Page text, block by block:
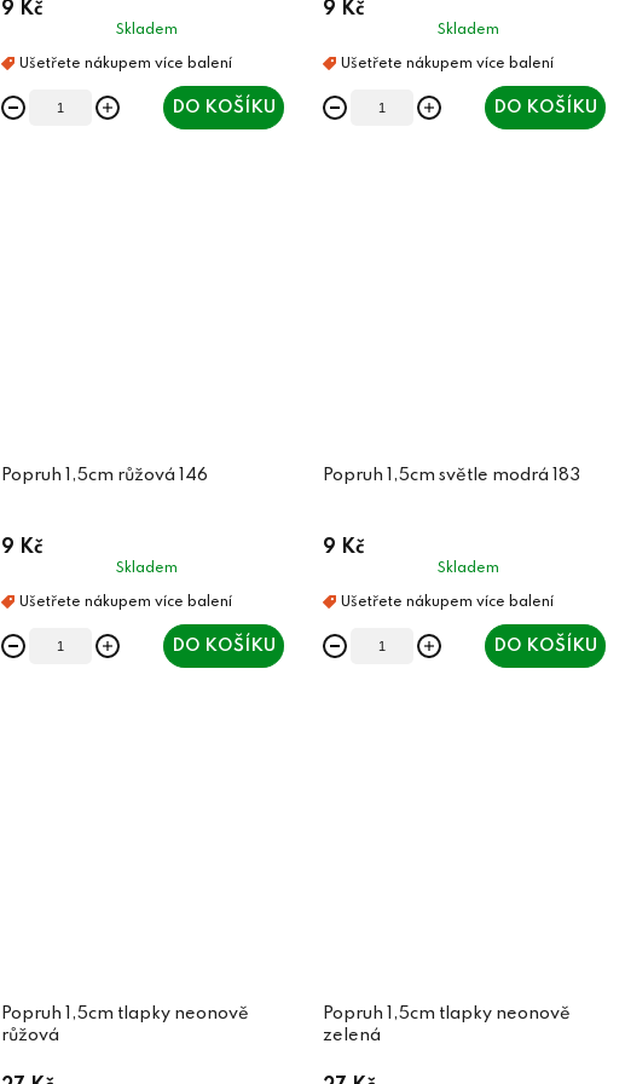
ů
ů
9 Kč
Skladem
DO KOŠÍKU
9 Kč
Skladem
DO KOŠÍKU
Popruh 1,5cm růžová 146
9 Kč
Skladem
DO KOŠÍKU
Popruh 1,5cm světle modrá 183
9 Kč
Skladem
DO KOŠÍKU
Popruh 1,5cm tlapky neonově
růžová
Popruh 1,5cm tlapky neonově
zelená